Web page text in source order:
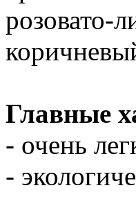
розовато-
Главные
- очень
-